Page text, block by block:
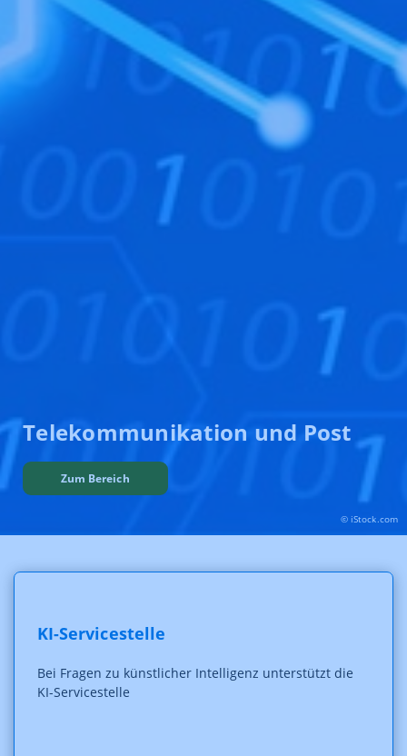
Tele­kommuni­kation und Post
Zum Bereich
© iStock.com
KI-Servicestelle
Bei Fragen zu künstlicher Intelligenz unterstützt die
KI-Servicestelle